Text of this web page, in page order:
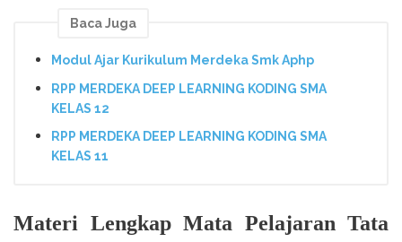
Baca Juga
Modul Ajar Kurikulum Merdeka Smk Aphp
RPP MERDEKA DEEP LEARNING KODING SMA
KELAS 12
RPP MERDEKA DEEP LEARNING KODING SMA
KELAS 11
Materi Lengkap Mata Pelajaran Tata